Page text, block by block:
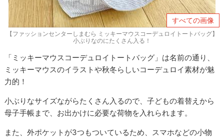
すべての画像
【ファッションセンターしまむら ミッキーマウスコーデュロイトートバッグ】
小ぶりなのにたくさん入る！
「ミッキーマウスコーデュロイトートバッグ」は名前の通り、
ミッキーマウスのイラストや秋冬らしいコーデュロイ素材が魅
力的！
小ぶりなサイズながらたくさん入るので、子どもの着替えから
母子手帳まで、お出かけに必要な荷物を入れられます。
また、外ポケットが3つもついているため、スマホなどの小物